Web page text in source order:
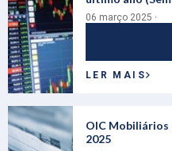
06 março 2025 ·
LER MAIS
OIC Mobiliários
2025